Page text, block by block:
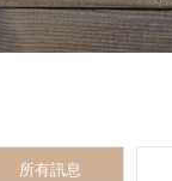
所有訊息